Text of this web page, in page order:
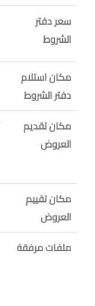
سعر دفتر
الشروط
مكان استلام
دفتر الشروط
مكان تقديم
العروض
مكان تقييم
العروض
ملفات مرفقة